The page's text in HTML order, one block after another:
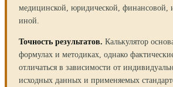
медицинской, юридической, финансовой,
иной.
Точность результатов. Калькулятор
формулах и методиках, однако
отличаться в зависимости от
исходных данных и применяемых